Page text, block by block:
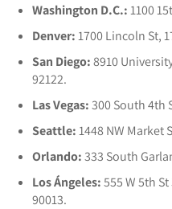
Washington D.C.:1100
Denver:1700 Lincoln St,
San Diego:8910
92122.
Las Vegas:300 South 4th
Seattle:1448 NW Market
Orlando:333 South
Los Ángeles:555 W 5th
90013.